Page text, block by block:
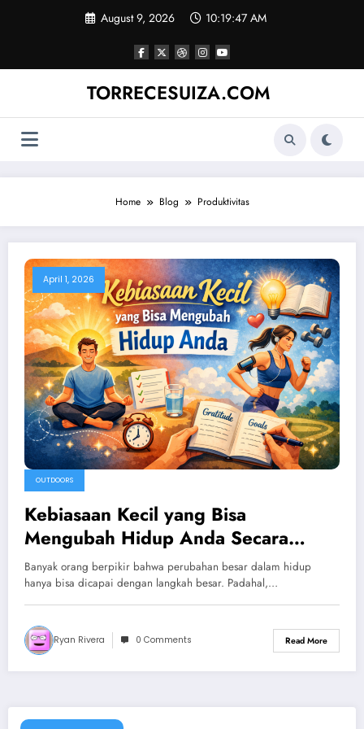
August 9, 2026 10:19:47 AM
TORRECESUIZA.COM
Home Blog Produktivitas
April 1, 2026
OUTDOORS
Kebiasaan Kecil yang Bisa
Mengubah Hidup Anda Secara
Positif
Banyak orang berpikir bahwa perubahan besar dalam hidup
hanya bisa dicapai dengan langkah besar. Padahal,…
Ryan Rivera 0 Comments Read More